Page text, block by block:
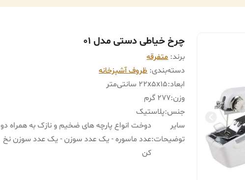
چرخ خیاطی دستی مدل 01
برند: متفرقه
دسته‌بندی:ظروف آشپزخانه
ابعاد:22x5x15 سانتی‌متر
وزن:277 گرم
جنس:پلاستیک
سایر
توضیحات:
دوخت انواع پارچه های ضخیم و نازک به همراه دو
عدد ماسوره - یک عدد سوزن - یک عدد سوزن نخ
کن